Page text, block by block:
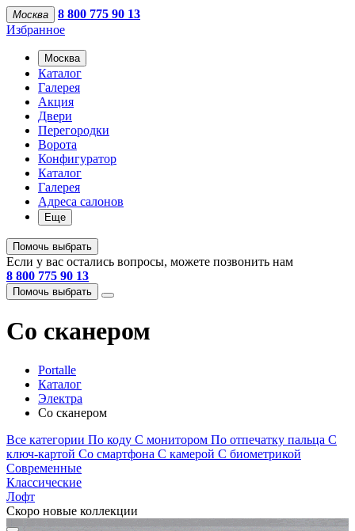
Москва
8 800 775 90 13
Избранное
Москва
Каталог
Галерея
Акция
Двери
Перегородки
Ворота
Конфигуратор
Каталог
Галерея
Адреса салонов
Еще
Помочь выбрать
Если у вас остались вопросы, можете позвонить нам
8 800 775 90 13
Помочь выбрать
Со сканером
Portalle
Каталог
Электра
Со сканером
Все категории По коду С монитором По отпечатку пальца С
ключ-картой Со смартфона С камерой С биометрикой
Современные
Классические
Лофт
Скоро новые коллекции